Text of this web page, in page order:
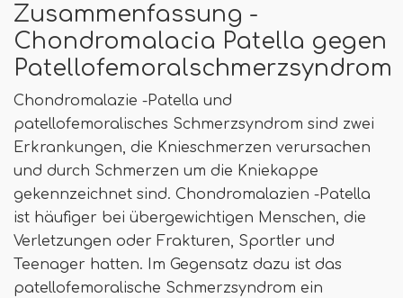
Zusammenfassung -
Chondromalacia Patella gegen
Patellofemoralschmerzsyndrom
Chondromalazie -Patella und
patellofemoralisches Schmerzsyndrom sind zwei
Erkrankungen, die Knieschmerzen verursachen
und durch Schmerzen um die Kniekappe
gekennzeichnet sind. Chondromalazien -Patella
ist häufiger bei übergewichtigen Menschen, die
Verletzungen oder Frakturen, Sportler und
Teenager hatten. Im Gegensatz dazu ist das
patellofemoralische Schmerzsyndrom ein